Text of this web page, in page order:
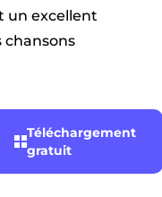
un excellent
Téléchargement
gratuit